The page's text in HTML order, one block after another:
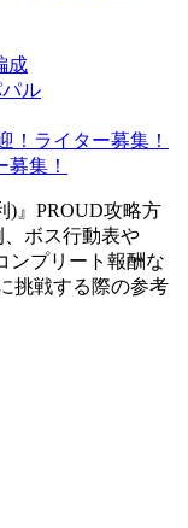
成
ル
！ライター募集！
集！
)』PROUD攻略方
ボス行動表や
ンプリート報酬な
挑戦する際の参考